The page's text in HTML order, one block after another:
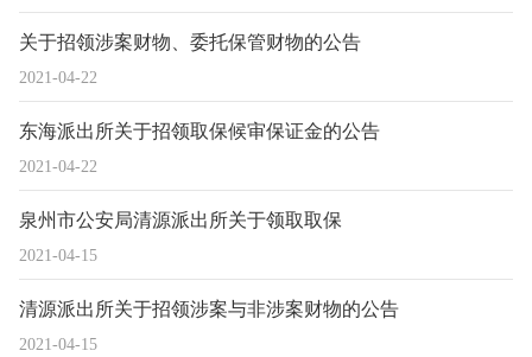
2021-04-22
关于招领涉案财物、委托保管财物的公告
2021-04-22
东海派出所关于招领取保候审保证金的公告
2021-04-15
泉州市公安局清源派出所关于领取取保
2021-04-15
清源派出所关于招领涉案与非涉案财物的公告